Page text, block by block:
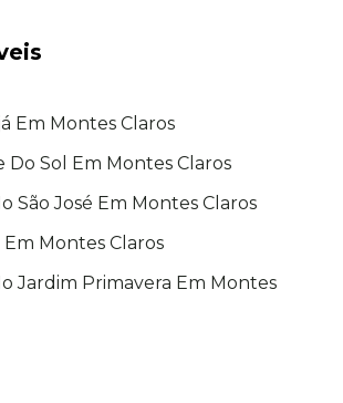
Em Montes Claros
Do Sol Em Montes Claros
São José Em Montes Claros
Montes Claros
Jardim Primavera Em Montes